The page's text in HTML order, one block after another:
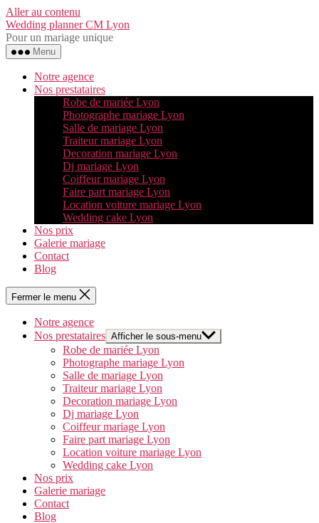
Aller au contenu
Wedding planner CM Lyon
Pour un mariage unique
Menu
Notre agence
Nos prestataires
Robe de mariée Lyon
Photographe mariage Lyon
Salle de mariage Lyon
Traiteur mariage Lyon
Decoration mariage Lyon
Dj mariage Lyon
Coiffeur mariage Lyon
Faire part mariage Lyon
Location voiture mariage Lyon
Wedding cake Lyon
Nos prix
Galerie mariage
Contact
Blog
Fermer le menu
Notre agence
Nos prestataires Afficher le sous-menu
Robe de mariée Lyon
Photographe mariage Lyon
Salle de mariage Lyon
Traiteur mariage Lyon
Decoration mariage Lyon
Dj mariage Lyon
Coiffeur mariage Lyon
Faire part mariage Lyon
Location voiture mariage Lyon
Wedding cake Lyon
Nos prix
Galerie mariage
Contact
Blog